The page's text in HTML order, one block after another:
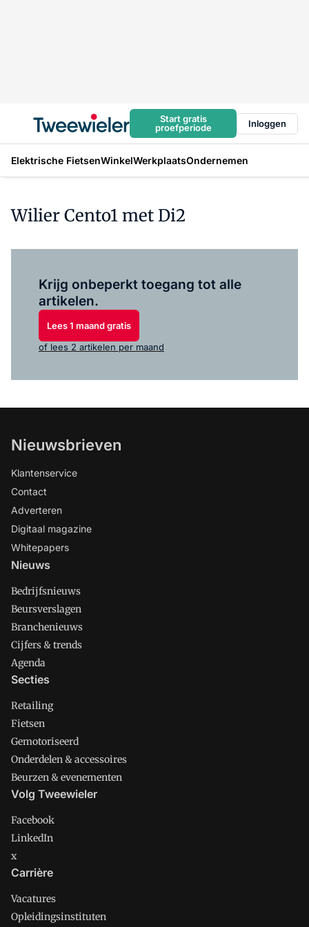
Start gratis
proefperiode
Inloggen
Elektrische FietsenWinkelWerkplaatsOndernemen
Wilier Cento1 met Di2
Krijg onbeperkt toegang tot alle
artikelen.
Lees 1 maand gratis
of lees 2 artikelen per maand
Nieuwsbrieven
Klantenservice
Contact
Adverteren
Digitaal magazine
Whitepapers
Nieuws
Bedrijfsnieuws
Beursverslagen
Branchenieuws
Cijfers & trends
Agenda
Secties
Retailing
Fietsen
Gemotoriseerd
Onderdelen & accessoires
Beurzen & evenementen
Volg Tweewieler
Facebook
LinkedIn
x
Carrière
Vacatures
Opleidingsinstituten